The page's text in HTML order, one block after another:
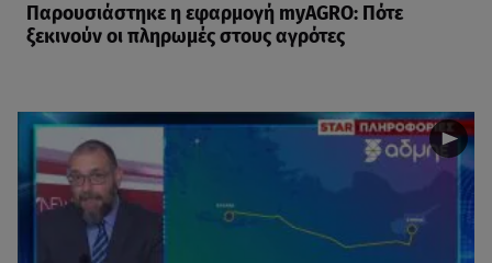
Παρουσιάστηκε η εφαρμογή myAGRO: Πότε
ξεκινούν οι πληρωμές στους αγρότες